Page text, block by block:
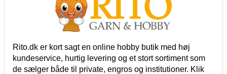
Rito.dk er kort sagt en online hobby butik med høj
kundeservice, hurtig levering og et stort sortiment som
de sælger både til private, engros og institutioner. Klik